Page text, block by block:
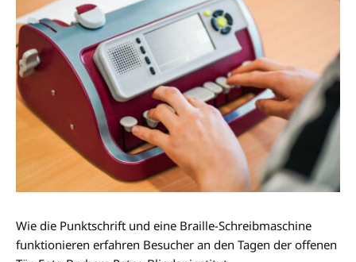
Wie die Punktschrift und eine Braille-Schreibmaschine
funktionieren erfahren Besucher an den Tagen der offenen